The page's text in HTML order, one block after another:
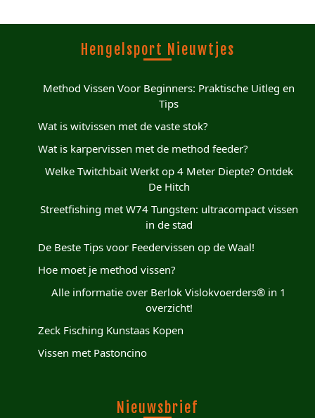
Hengelsport Nieuwtjes
Method Vissen Voor Beginners: Praktische Uitleg en
Tips
Wat is witvissen met de vaste stok?
Wat is karpervissen met de method feeder?
Welke Twitchbait Werkt op 4 Meter Diepte? Ontdek
De Hitch
Streetfishing met W74 Tungsten: ultracompact vissen
in de stad
De Beste Tips voor Feedervissen op de Waal!
Hoe moet je method vissen?
Alle informatie over Berlok Vislokvoerders® in 1
overzicht!
Zeck Fisching Kunstaas Kopen
Vissen met Pastoncino
Nieuwsbrief